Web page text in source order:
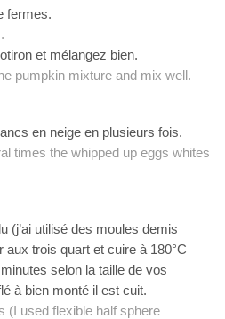
fermes.
et mélangez bien.
pumpkin mixture and mix well.
en neige en plusieurs fois.
times the whipped up eggs whites
(j’ai utilisé des moules demis
trois quart et cuire à 180°C
selon la taille de vos
à bien monté il est cuit.
(I used flexible half sphere